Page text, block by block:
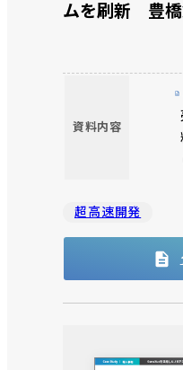
ムを刷新 豊橋
資料内容
超高速開発